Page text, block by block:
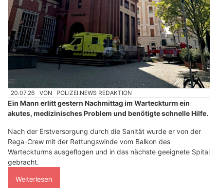
20.07.26 VON POLIZEI.NEWS REDAKTION
Ein Mann erlitt gestern Nachmittag im Warteckturm ein
akutes, medizinisches Problem und benötigte schnelle Hilfe.
Nach der Erstversorgung durch die Sanität wurde er von der
Rega-Crew mit der Rettungswinde vom Balkon des
Warteckturms ausgeflogen und in das nächste geeignete Spital
gebracht.
Weiterlesen